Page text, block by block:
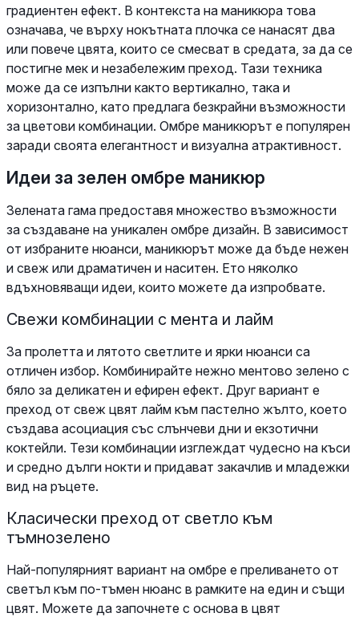
градиентен ефект. В контекста на маникюра това
означава, че върху нокътната плочка се нанасят два
или повече цвята, които се смесват в средата, за да се
постигне мек и незабележим преход. Тази техника
може да се изпълни както вертикално, така и
хоризонтално, като предлага безкрайни възможности
за цветови комбинации. Омбре маникюрът е популярен
заради своята елегантност и визуална атрактивност.
Идеи за зелен омбре маникюр
Зелената гама предоставя множество възможности
за създаване на уникален омбре дизайн. В зависимост
от избраните нюанси, маникюрът може да бъде нежен
и свеж или драматичен и наситен. Ето няколко
вдъхновяващи идеи, които можете да изпробвате.
Свежи комбинации с мента и лайм
За пролетта и лятото светлите и ярки нюанси са
отличен избор. Комбинирайте нежно ментово зелено с
бяло за деликатен и ефирен ефект. Друг вариант е
преход от свеж цвят лайм към пастелно жълто, което
създава асоциация със слънчеви дни и екзотични
коктейли. Тези комбинации изглеждат чудесно на къси
и средно дълги нокти и придават закачлив и младежки
вид на ръцете.
Класически преход от светло към
тъмнозелено
Най-популярният вариант на омбре е преливането от
светъл към по-тъмен нюанс в рамките на един и същи
цвят. Можете да започнете с основа в цвят